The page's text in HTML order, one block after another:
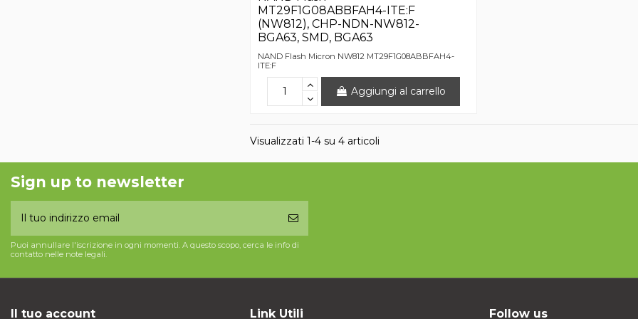
MT29F1G08ABBFAH4-ITE:F
(NW812), CHP-NDN-NW812-
BGA63, SMD, BGA63
NAND Flash Micron NW812 MT29F1G08ABBFAH4-
ITE:F
Aggiungi al carrello
Visualizzati 1-4 su 4 articoli
Sign up to newsletter
Puoi annullare l'iscrizione in ogni momenti. A questo scopo, cerca le info di
contatto nelle note legali.
Il tuo account Link Utili Follow us